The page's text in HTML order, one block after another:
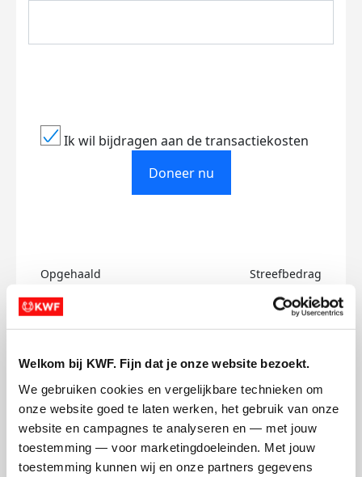
Welkom bij KWF. Fijn dat je onze website bezoekt.
We gebruiken cookies en vergelijkbare technieken om
onze website goed te laten werken, het gebruik van onze
website en campagnes te analyseren en — met jouw
toestemming — voor marketingdoeleinden. Met jouw
toestemming kunnen wij en onze partners gegevens
Ik wil bijdragen aan de transactiekosten
Doneer nu
Opgehaald
€125
Streefbedrag
€500
Sjors's badges